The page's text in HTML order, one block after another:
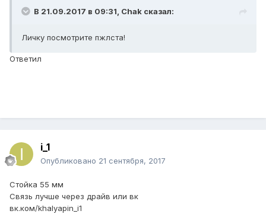
В 21.09.2017 в 09:31, Chak сказал:
Личку посмотрите пжлста!
Ответил
i_1
Опубликовано 21 сентября, 2017
Стойка 55 мм
Связь лучше через драйв или вк
вк.ком/khalyapin_i1